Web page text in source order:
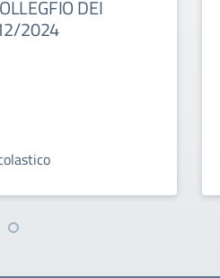
DEI
2024